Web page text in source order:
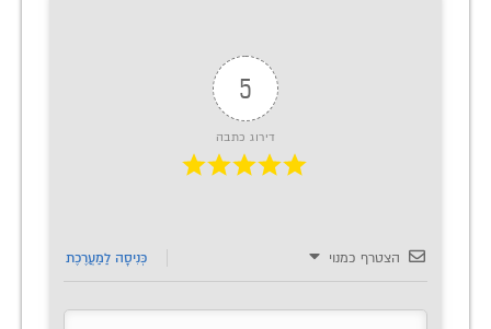
5
דירוג כתבה
הצטרף כמנוי כְּנִיסָה לַמַעֲרֶכֶת